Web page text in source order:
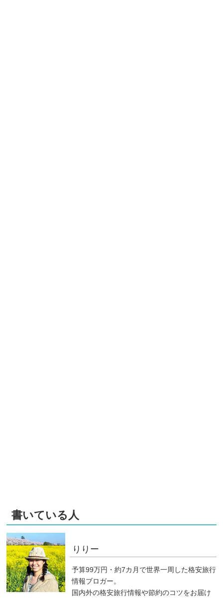
書いている人
りりー
予算99万円・約7カ月で世界一周した格安旅行
情報ブロガー。
国内外の格安旅行情報や節約のコツをお届け